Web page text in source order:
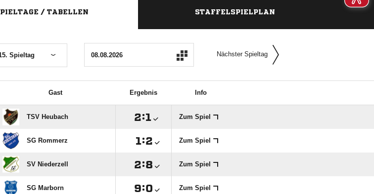
/ TABELLEN STAFFELSPIELPLAN
Spieltag Nächster Spieltag
Gast Ergebnis Info
TSV Heubach : Zum Spiel
SG Rommerz : Zum Spiel
SV Niederzell : Zum Spiel
SG Marborn : Zum Spiel